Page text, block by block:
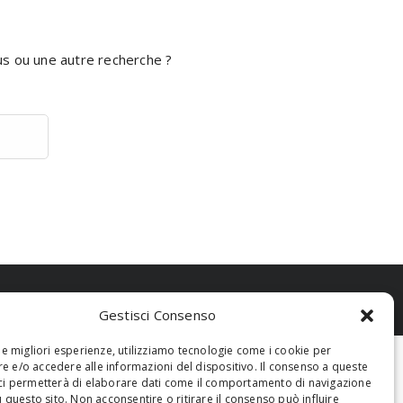
Gestisci Consenso
migliori esperienze, utilizziamo tecnologie come i cookie per
e/o accedere alle informazioni del dispositivo. Il consenso a queste
permetterà di elaborare dati come il comportamento di navigazione
questo sito. Non acconsentire o ritirare il consenso può influire
ou une autre recherche ?